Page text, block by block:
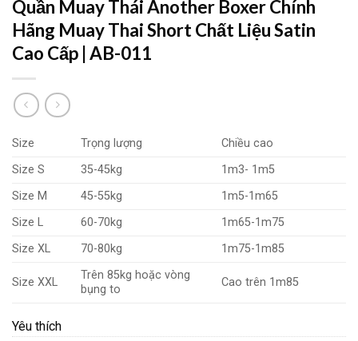
Quần Muay Thái Another Boxer Chính
Hãng Muay Thai Short Chất Liệu Satin
Cao Cấp | AB-011
Size Trọng lượng
Chiều cao
Size S
35-45kg
1m3- 1m5
Size M
45-55kg
1m5-1m65
Size L
60-70kg
1m65-1m75
Size XL
70-80kg 1m75-1m85
Size XXL
Trên 85kg hoặc vòng
bụng to
Cao trên 1m85
Yêu thích